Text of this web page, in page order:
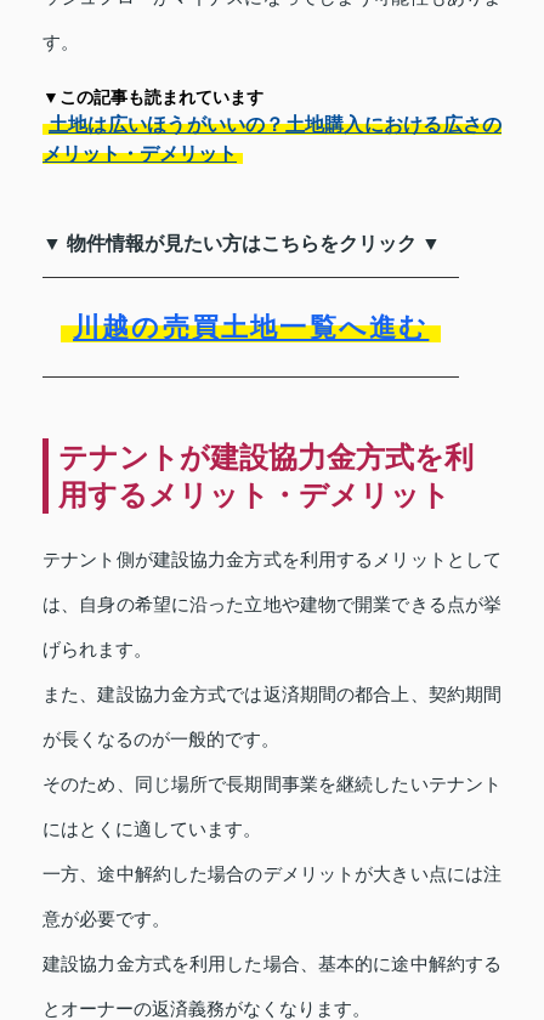
す。
▼この記事も読まれています
土地は広いほうがいいの？土地購入における広さの
メリット・デメリット
▼ 物件情報が見たい方はこちらをクリック ▼
川越の売買土地一覧へ進む
テナントが建設協力金方式を利
用するメリット・デメリット
テナント側が建設協力金方式を利用するメリットとして
は、自身の希望に沿った立地や建物で開業できる点が挙
げられます。
また、建設協力金方式では返済期間の都合上、契約期間
が長くなるのが一般的です。
そのため、同じ場所で長期間事業を継続したいテナント
にはとくに適しています。
一方、途中解約した場合のデメリットが大きい点には注
意が必要です。
建設協力金方式を利用した場合、基本的に途中解約する
とオーナーの返済義務がなくなります。